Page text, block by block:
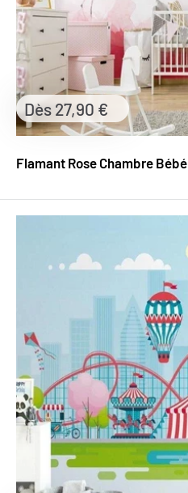
Flamant Rose Chambre Bébé
Prix
réduit
Dès 27,90 €